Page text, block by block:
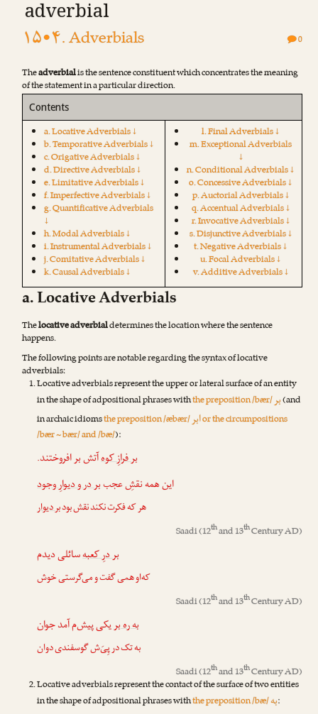
adverbial
۱۵•۴. Adverbials 0
Theadverbialis the sentence constituent which concentrates the meaning
of the statement in a particular direction.
Contents
a. Locative Adverbials ↓
b. Temporative Adverbials ↓
c. Origative Adverbials ↓
d. Directive Adverbials ↓
e. Limitative Adverbials ↓
f. Imperfective Adverbials ↓
g. Quantificative Adverbials
↓
h. Modal Adverbials ↓
i. Instrumental Adverbials ↓
j. Comitative Adverbials ↓
k. Causal Adverbials ↓
l. Final Adverbials ↓
m. Exceptional Adverbials
↓
n. Conditional Adverbials ↓
o. Concessive Adverbials ↓
p. Auctorial Adverbials ↓
q. Accentual Adverbials ↓
r. Invocative Adverbials ↓
s. Disjunctive Adverbials ↓
t. Negative Adverbials ↓
u. Focal Adverbials ↓
v. Additive Adverbials ↓
a. Locative Adverbials
Thelocative adverbialdetermines the location where the sentence
happens.
The following points are notable regarding the syntax of locative
adverbials:
Locative adverbials represent the upper or la‌teral surface of an entity
in the shape of adpositional phrases withthe preposition /bær/بر(and
in archaic idiomsthe preposition /æbær/ابرor the circumpositions
/bær ~ bær/ and /bæ/):
بر فرازِ کوهآتش بر افروختند.
این همه نقشِ عجببر در و دیوارِ وجود
هر که فکرت نکند نقش بودبر دیوار
Saadi(12thand 13thCentury AD)
بر درِ کعبهسائلی دیدم
که‌او همی گفت و می‌گرستی خوش
Saadi(12thand 13thCentury AD)
به ره بریکی پیش‌م آمد جوان
به تک در پِیَ‌ش گوسفندی دوان
Saadi(12thand 13thCentury AD)
Locative adverbials represent the contact of the surface of two entities
in the shape of adpositional phrases withthe preposition /bæ/به: